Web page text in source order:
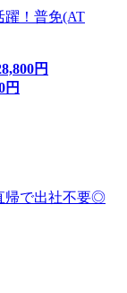
躍！普免(AT
円
円
帰で出社不要◎